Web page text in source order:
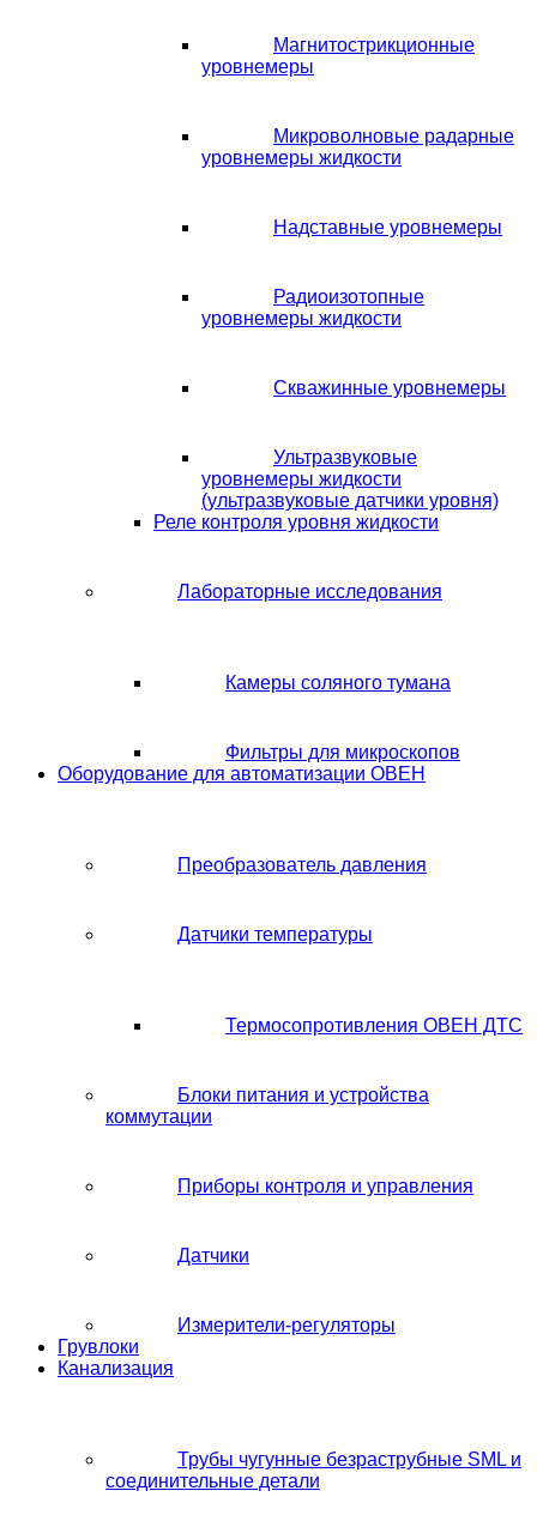
Магнитострикционные
уровнемеры
Микроволновые радарные
уровнемеры жидкости
Надставные уровнемеры
Радиоизотопные
уровнемеры жидкости
Скважинные уровнемеры
Ультразвуковые
уровнемеры жидкости
(ультразвуковые датчики уровня)
Реле контроля уровня жидкости
Лабораторные исследования
Камеры соляного тумана
Фильтры для микроскопов
Оборудование для автоматизации ОВЕН
Преобразователь давления
Датчики температуры
Термосопротивления ОВЕН ДТС
Блоки питания и устройства
коммутации
Приборы контроля и управления
Датчики
Измерители-регуляторы
Грувлоки
Канализация
Трубы чугунные безраструбные SML и
соединительные детали